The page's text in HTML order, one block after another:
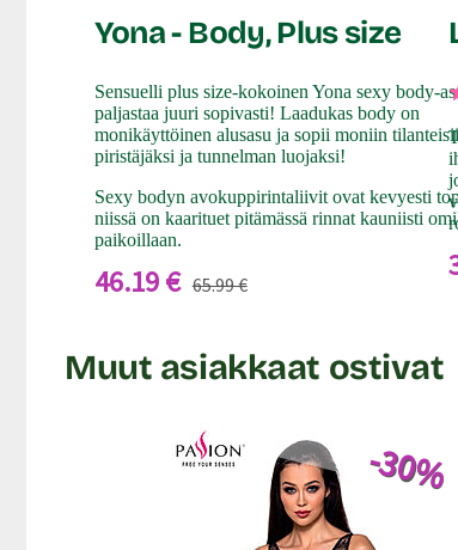
Yona - Body, Plus size
Sensuelli plus size-kokoinen Yona sexy body-
paljastaa juuri sopivasti! Laadukas body on
monikäyttöinen alusasu ja sopii moniin
piristäjäksi ja tunnelman luojaksi!
Sexy bodyn avokuppirintaliivit ovat kevyesti
niissä on kaarituet pitämässä rinnat kauniisti
paikoillaan.
46.19 € 65.99 €
Muut asiakkaat ostivat
-30%